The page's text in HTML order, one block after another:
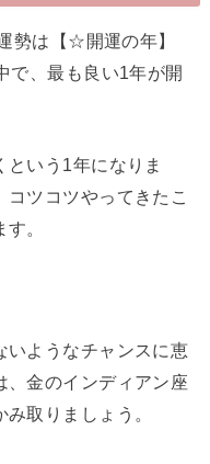
勢は【☆開運の年】
で、最も良い1年が開
いう1年になりま
ツコツやってきたこ
。
いようなチャンスに恵
、金のインディアン座
取りましょう。